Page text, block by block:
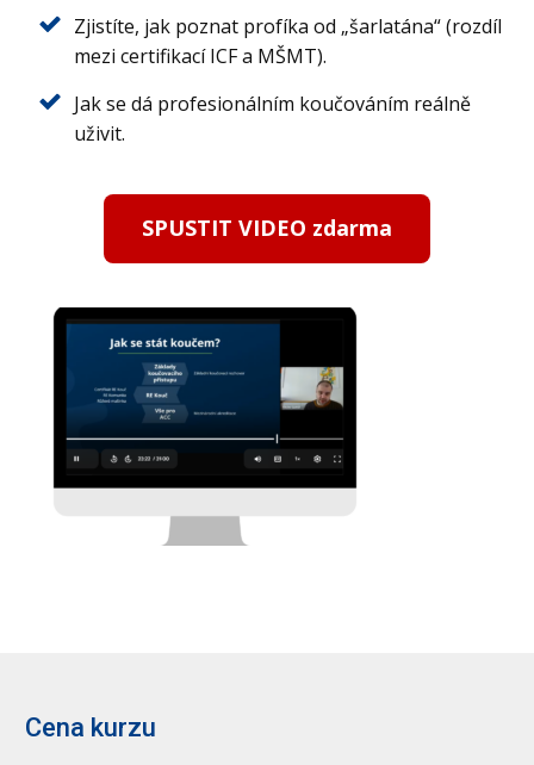
Zjistíte, jak poznat profíka od „šarlatána“ (rozdíl
mezi certifikací ICF a MŠMT).
Jak se dá profesionálním koučováním reálně
uživit.
SPUSTIT VIDEO zdarma
Cena kurzu